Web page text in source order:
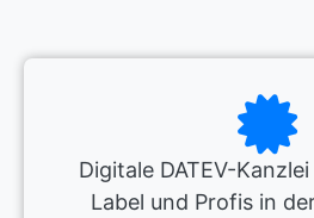
Digitale DATEV-
Label und Profis in